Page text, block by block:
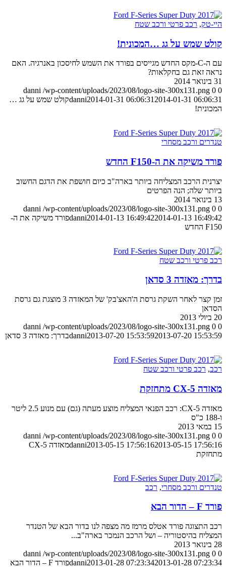
היי-טק, רכב פרטי ורכב שטח
קולט שמש על גג …המכונית!
עם ה-C-מקס החדש מגייסים בפורד את השמש לחיסכון באנרגיה. האם
נראה זאת גם בחקלאות?
31 בינואר 2014
0
0
danni /wp-content/uploads/2023/08/logo-site-300x131.png
danni2014-01-31 06:06:31 2014-01-31 06:06:31
קולט שמש על גג …
המכונית!
טנדרים ורכב מסחרי
פורד משיקה את ה-F150 החדש
יצרנית הרכב המצליחה ביותר בארה"ב כיום חושפת את הדגם החשוב
ביותר שלה; הנה הפרטים
13 בינואר 2014
0
0
danni /wp-content/uploads/2023/08/logo-site-300x131.png
danni2014-01-13 16:49:422014-01-13 16:49:42
פורד משיקה את ה-
F150 החדש
רכב פרטי ורכב שטח
בדרך: מאזדה 3 סדאן
זמן קצר לאחר השקת גרסת ה'האצ'בק' של המאזדה 3 מוצגת גם גרסת
הסדאן
20 ביולי 2013
0
0
danni /wp-content/uploads/2023/08/logo-site-300x131.png
danni2013-07-20 15:53:592013-07-20 15:53:59 בדרך: מאזדה 3 סדאן
רכב, רכב פרטי ורכב שטח
מאזדה CX-5 מתחזקת
מאזדה CX-5: רכב הפנאי המצליח מוצע מעתה (גם) עם מנוע 2.5 ליטר
ו-188 כ"ס
15 במאי 2013
0
0
danni /wp-content/uploads/2023/08/logo-site-300x131.png
danni2013-05-15 17:56:162013-05-15 17:56:16
מאזדה CX-5
מתחזקת
טנדרים ורכב מסחרי, רכב
פורד F – הדור הבא
רכב התצוגה פורד אטלס מרמז מה מצפה לנו בדור הבא של הטנדר
המצליח בהיסטוריה – ושל הרכב הנמכר בארה"ב...
28 בינואר 2013
0
0
danni /wp-content/uploads/2023/08/logo-site-300x131.png
danni2013-01-28 07:23:342013-01-28 07:23:34 פורד F – הדור הבא